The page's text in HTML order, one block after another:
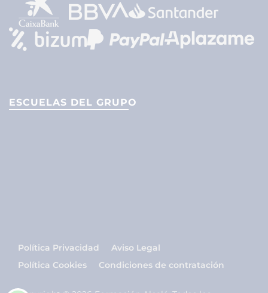
ESCUELAS DEL GRUPO
Política Privacidad
Aviso Legal
Política Cookies
Condiciones de contratación